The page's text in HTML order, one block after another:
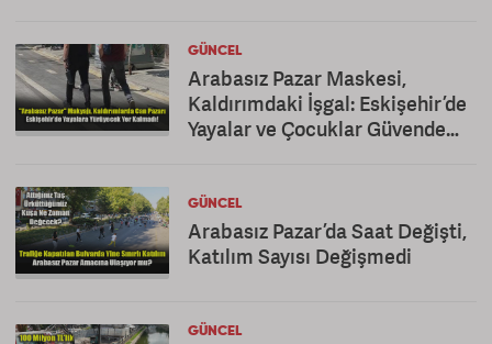
GÜNCEL
Arabasız Pazar Maskesi,
Kaldırımdaki İşgal: Eskişehir’de
Yayalar ve Çocuklar Güvende
GÜNCEL
Arabasız Pazar’da Saat Değişti,
Katılım Sayısı Değişmedi
GÜNCEL